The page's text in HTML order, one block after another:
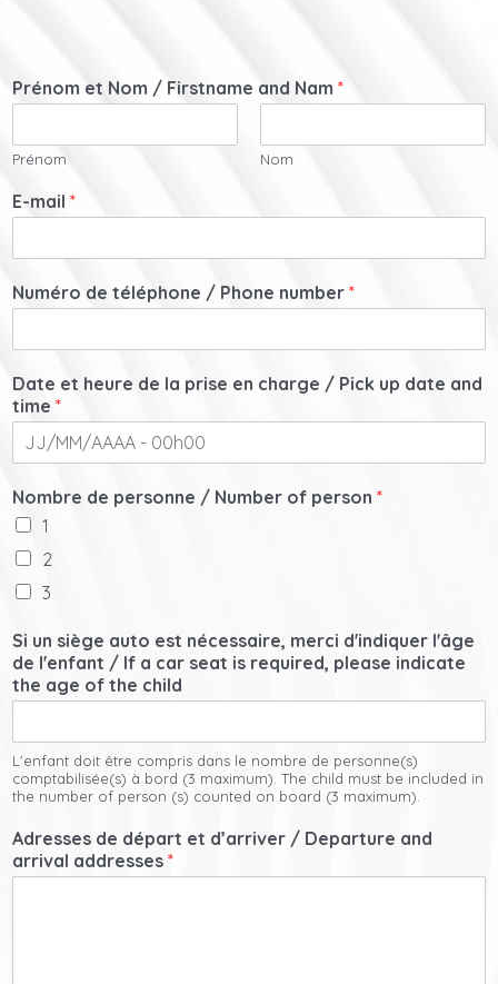
Prénom et Nom / Firstname and Nam *
Prénom Nom
E-mail *
Numéro de téléphone / Phone number *
Date et heure de la prise en charge / Pick up date and
time *
Nombre de personne / Number of person *
1
2
3
Si un siège auto est nécessaire, merci d'indiquer l'âge
de l'enfant / If a car seat is required, please indicate
the age of the child
L'enfant doit être compris dans le nombre de personne(s)
comptabilisée(s) à bord (3 maximum). The child must be included in
the number of person (s) counted on board (3 maximum).
Adresses de départ et d’arriver / Departure and
arrival addresses *